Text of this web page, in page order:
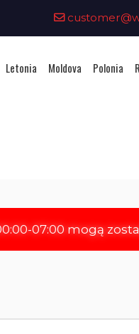
Letonia Moldova Polonia
07:00 mogą